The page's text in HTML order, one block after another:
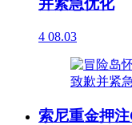
并紧急优化
4 08.03
索尼重金押